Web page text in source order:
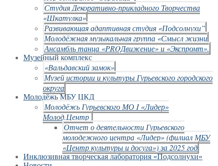
Студия Декоративно-прикладного Творчества
«Шкатулка»
Развивающая адаптивная студия «Подсолнухи”
Молодёжная музыкальная группа «Смысл жизни
Ансамбль танца «PROДвижение» и «Экспромт».
Музейный комплекс
«Вальдавский замок»
Музей истории и культуры Гурьевского городского
округа
Молодёжь МБУ ЦКД
Молодёжь Гурьевского МО I «Лидер»
Молод.Центр
Отчет о деятельности Гурьевского
молодежного центра «Лидер» (филиал МБУ
«Центр культуры и досуга») за 2025 год
Инклюзивная творческая лаборатория «Подсолнухи»